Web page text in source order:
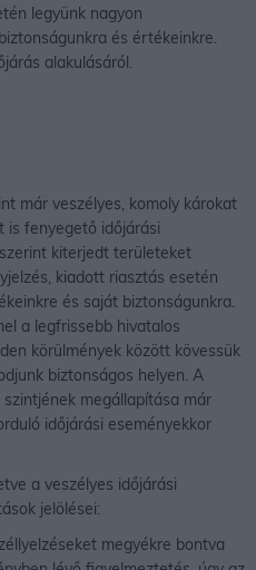
legyünk nagyon
és értékeinkre.
alakulásáról.
már veszélyes, komoly károkat
is fenyegető időjárási
kiterjedt területeket
kiadott riasztás esetén
és saját biztonságunkra.
a legfrissebb hivatalos
körülmények között kövessük
biztonságos helyen. A
megállapítása már
időjárási eseményekkor
a veszélyes időjárási
jelölései:
megyékre bontva